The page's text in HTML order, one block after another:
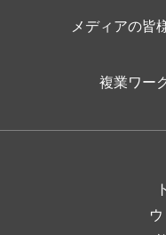
メディアの皆
複業ワー